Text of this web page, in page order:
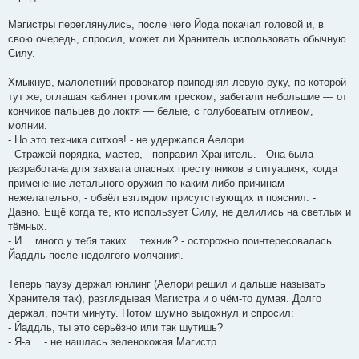
Магистры переглянулись, после чего Йода покачал головой и, в
свою очередь, спросил, может ли Хранитель использовать обычную
Силу.
Хмыкнув, малолетний провокатор приподнял левую руку, по которой
тут же, оглашая кабинет громким треском, забегали небольшие — от
кончиков пальцев до локтя — белые, с голубоватым отливом,
молнии.
- Но это техника ситхов! - не удержался Аелори.
- Стражей порядка, мастер, - поправил Хранитель. - Она была
разработана для захвата опасных преступников в ситуациях, когда
применение летального оружия по каким-либо причинам
нежелательно, - обвёл взглядом присутствующих и пояснил: -
Давно. Ещё когда те, кто использует Силу, не делились на светлых и
тёмных.
- И… много у тебя таких… техник? - осторожно поинтересовалась
Йаддль после недолгого молчания.
Теперь паузу держал юнлинг (Аелори решил и дальше называть
Хранителя так), разглядывая Магистра и о чём-то думая. Долго
держал, почти минуту. Потом шумно выдохнул и спросил:
- Йаддль, ты это серьёзно или так шутишь?
- Я-а… - не нашлась зеленокожая Магистр.